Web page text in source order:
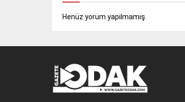
Henüz yorum yapılmamış.